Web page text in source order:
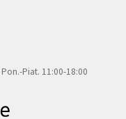
Piat. 11:00-18:00